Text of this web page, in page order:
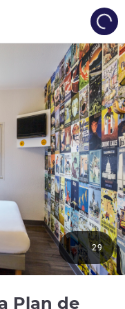
Plan de
29